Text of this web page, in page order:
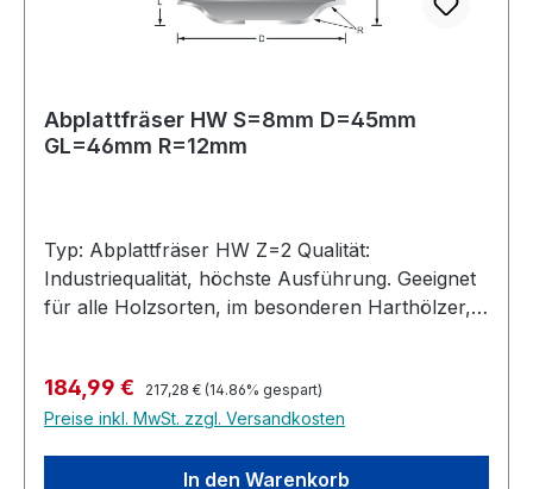
Abplattfräser HW S=8mm D=45mm
GL=46mm R=12mm
Typ: Abplattfräser HW Z=2 Qualität:
Industriequalität, höchste Ausführung. Geeignet
für alle Holzsorten, im besonderen Harthölzer,
von Türfüllungen. Stirn- und umfangschneidend,
jedoch nicht bohrschneidend. Zulässig nur für
stationäre Maschinen - nicht für
Handoberfräsen. Hochleistungs-Abplattfräser
Verkaufspreis:
184,99 € Regulärer Preis:
217,28 € (14.86% gespart)
Preise inkl. MwSt. zzgl. Versandkosten
In den Warenkorb